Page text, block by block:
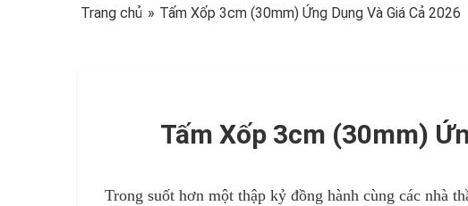
Trang chủ » Tấm Xốp 3cm (30mm) Ứng Dụng Và Giá Cả 2026
Tấm Xốp 3cm (30mm)
Trong suốt hơn một thập kỷ đồng hành cùng các nhà